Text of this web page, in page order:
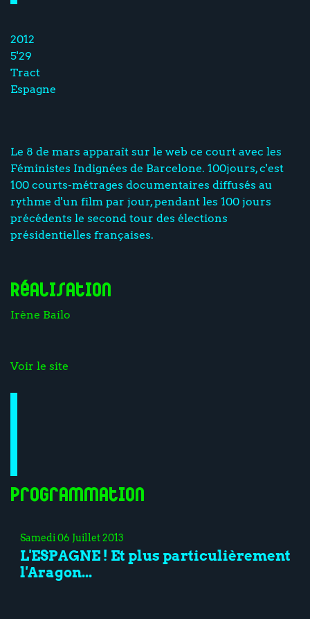
2012
5'29
Tract
Espagne
Le 8 de mars apparaît sur le web ce court avec les
Féministes Indignées de Barcelone. 100jours, c'est
100 courts-métrages documentaires diffusés au
rythme d'un film par jour, pendant les 100 jours
précédents le second tour des élections
présidentielles françaises.
Réalisation
Irène Bailo
Voir le site
Programmation
Samedi 06 Juillet 2013
L'ESPAGNE ! Et plus particulièrement
l'Aragon...